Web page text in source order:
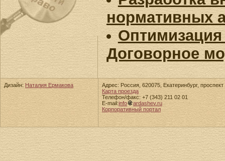
нормативных
Договорное
Дизайн: Наталия Ермакова
Адрес: Россия, 620075, Екатеринбург,
Карта проезда
Телефон/факс: +7 (343) 211 02 01
E-mail:info
ardashev.ru
Корпоративный портал